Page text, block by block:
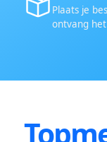
Plaats je
ontvang